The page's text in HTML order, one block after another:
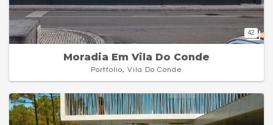
42
Moradia Em Vila Do Conde
Portfolio, Vila Do Conde